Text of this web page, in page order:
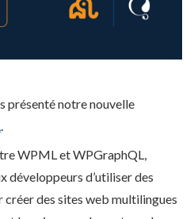
présenté notre nouvelle
.
WPML et WPGraphQL,
développeurs d’utiliser des
des sites web multilingues